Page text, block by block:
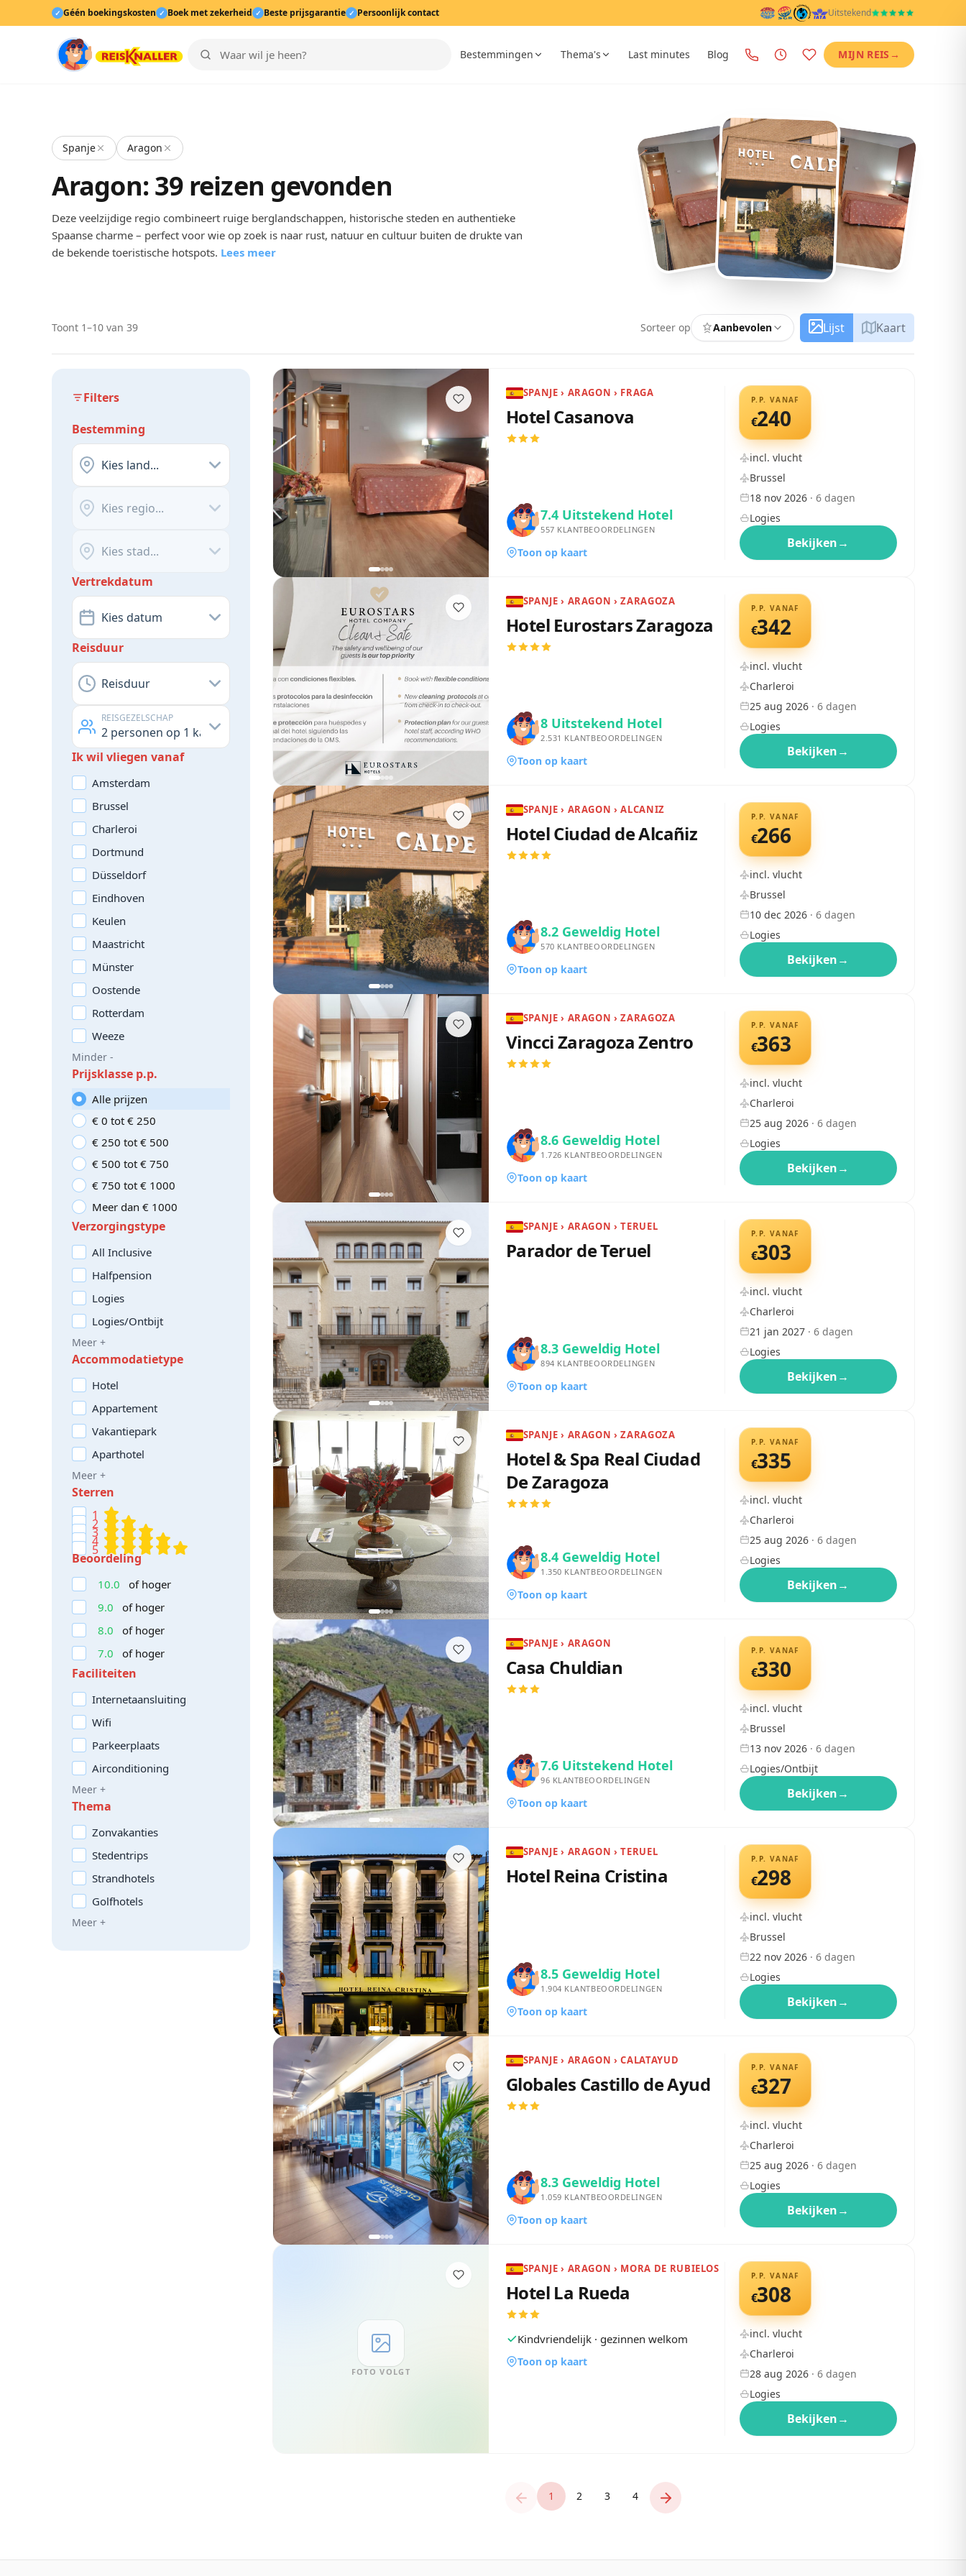
✓ Géén boekingskosten ✓ Boek met zekerheid ✓ Beste prijsgarantie ✓ Persoonlijk contact Uitstekend
Bestemmingen Thema's Last minutes Blog MIJN REIS →
Spanje Aragon
Aragon: 39 reizen gevonden
Deze veelzijdige regio combineert ruige berglandschappen, historische steden en authentieke
Spaanse charme – perfect voor wie op zoek is naar rust, natuur en cultuur buiten de drukte van
de bekende toeristische hotspots. Lees meer
Toont 1–10 van 39 Sorteer op Aanbevolen Lijst Kaart
Filters
Bestemming
Kies land...
Kies regio...
Kies stad...
Vertrekdatum
Kies datum
Reisduur
Reisduur
REISGEZELSCHAP
2 personen op 1 kamer
Ik wil vliegen vanaf
Amsterdam
Brussel
Charleroi
Dortmund
Düsseldorf
Eindhoven
Keulen
Maastricht
Münster
Oostende
Rotterdam
Weeze
Minder -
Prijsklasse p.p.
Alle prijzen
€ 0 tot € 250
€ 250 tot € 500
€ 500 tot € 750
€ 750 tot € 1000
Meer dan € 1000
Verzorgingstype
All Inclusive
Halfpension
Logies
Logies/Ontbijt
Meer +
Accommodatietype
Hotel
Appartement
Vakantiepark
Aparthotel
Meer +
Sterren
1
2
3
4
5
Beoordeling
10.0
of hoger
9.0
of hoger
8.0
of hoger
7.0
of hoger
Faciliteiten
Internetaansluiting
Wifi
Parkeerplaats
Airconditioning
Meer +
Thema
Zonvakanties
Stedentrips
Strandhotels
Golfhotels
Meer +
SPANJE › ARAGON › FRAGA
Hotel Casanova
7.4 Uitstekend Hotel
557 KLANTBEOORDELINGEN
Toon op kaart
P.P. VANAF
€240
incl. vlucht
Brussel
18 nov 2026· 6dagen
Logies
Bekijken→
SPANJE › ARAGON › ZARAGOZA
Hotel Eurostars Zaragoza
8 Uitstekend Hotel
2.531 KLANTBEOORDELINGEN
Toon op kaart
P.P. VANAF
€342
incl. vlucht
Charleroi
25 aug 2026· 6dagen
Logies
Bekijken→
SPANJE › ARAGON › ALCANIZ
Hotel Ciudad de Alcañiz
8.2 Geweldig Hotel
570 KLANTBEOORDELINGEN
Toon op kaart
P.P. VANAF
€266
incl. vlucht
Brussel
10 dec 2026· 6dagen
Logies
Bekijken→
SPANJE › ARAGON › ZARAGOZA
Vincci Zaragoza Zentro
8.6 Geweldig Hotel
1.726 KLANTBEOORDELINGEN
Toon op kaart
P.P. VANAF
€363
incl. vlucht
Charleroi
25 aug 2026· 6dagen
Logies
Bekijken→
SPANJE › ARAGON › TERUEL
Parador de Teruel
8.3 Geweldig Hotel
894 KLANTBEOORDELINGEN
Toon op kaart
P.P. VANAF
€303
incl. vlucht
Charleroi
21 jan 2027· 6dagen
Logies
Bekijken→
SPANJE › ARAGON › ZARAGOZA
Hotel & Spa Real Ciudad
De Zaragoza
8.4 Geweldig Hotel
1.350 KLANTBEOORDELINGEN
Toon op kaart
P.P. VANAF
€335
incl. vlucht
Charleroi
25 aug 2026· 6dagen
Logies
Bekijken→
SPANJE › ARAGON
Casa Chuldian
7.6 Uitstekend Hotel
96 KLANTBEOORDELINGEN
Toon op kaart
P.P. VANAF
€330
incl. vlucht
Brussel
13 nov 2026· 6dagen
Logies/Ontbijt
Bekijken→
SPANJE › ARAGON › TERUEL
Hotel Reina Cristina
8.5 Geweldig Hotel
1.904 KLANTBEOORDELINGEN
Toon op kaart
P.P. VANAF
€298
incl. vlucht
Brussel
22 nov 2026· 6dagen
Logies
Bekijken→
SPANJE › ARAGON › CALATAYUD
Globales Castillo de Ayud
8.3 Geweldig Hotel
1.059 KLANTBEOORDELINGEN
Toon op kaart
P.P. VANAF
€327
incl. vlucht
Charleroi
25 aug 2026· 6dagen
Logies
Bekijken→
FOTO VOLGT
SPANJE › ARAGON › MORA DE RUBIELOS
Hotel La Rueda
Kindvriendelijk · gezinnen welkom
Toon op kaart
P.P. VANAF
€308
incl. vlucht
Charleroi
28 aug 2026· 6dagen
Logies
Bekijken→
1 2 3 4